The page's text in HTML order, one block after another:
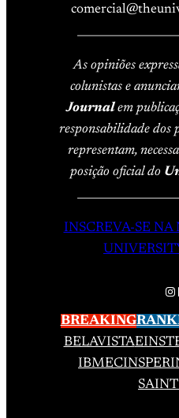
As opiniões
colunistas e
Journalem
responsabilidade dos
representam,
posição oficial do
INSCREVA-SE NA
BREAKING
BELAVISTA
IBMECINSPER